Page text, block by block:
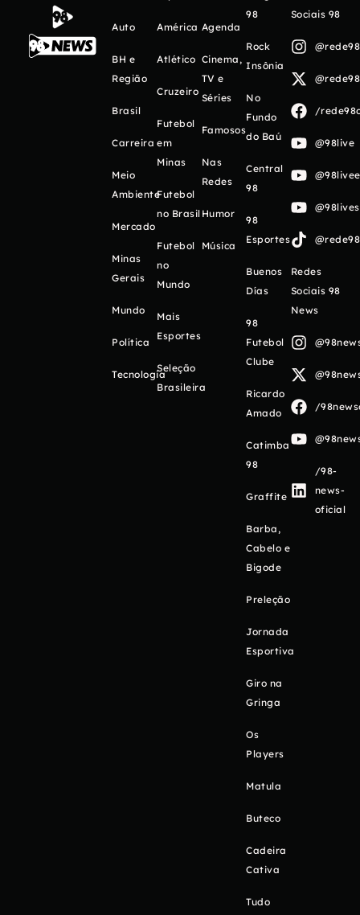
Auto
BH e
Região
Brasil
Carreira
Meio
Ambiente
Mercado
Minas
Gerais
Mundo
Política
Tecnologia
América
Atlético
Cruzeiro
Futebol
em
Minas
Futebol
no Brasil
Futebol
no
Mundo
Mais
Esportes
Seleção
Brasileira
Agenda
Cinema,
TV e
Séries
Famosos
Nas
Redes
Humor
Música
98
Rock
Insônia
No
Fundo
do Baú
Central
98
98
Esportes
Buenos
Días
98
Futebol
Clube
Ricardo
Amado
Catimba
98
Graffite
Barba,
Cabelo e
Bigode
Preleção
Jornada
Esportiva
Giro na
Gringa
Os
Players
Matula
Buteco
Cadeira
Cativa
Tudo
Sociais 98
/
@98live
Redes
Sociais 98
News
/
/98-
news-
oficial